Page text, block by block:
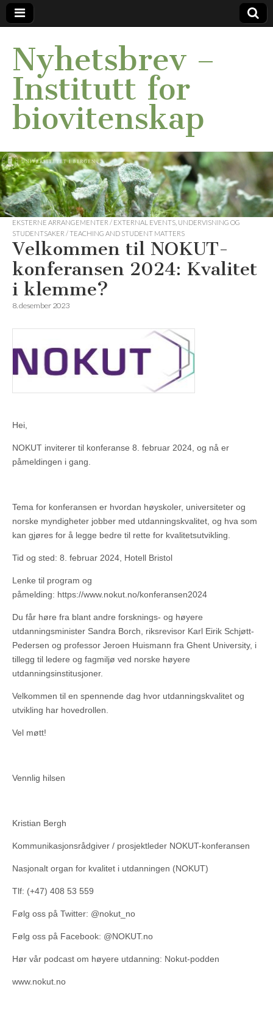
Nyhetsbrev –
Institutt for
biovitenskap
EKSTERNE ARRANGEMENTER / EXTERNAL EVENTS UNDERVISNING OG
STUDENTSAKER / TEACHING AND STUDENT MATTERS
Velkommen til NOKUT-
konferansen 2024: Kvalitet
i klemme?
8. desember 2023
Hei,
NOKUT inviterer til konferanse 8. februar 2024, og nå er
påmeldingen i gang.
Tema for konferansen er hvordan høyskoler, universiteter og
norske myndigheter jobber med utdanningskvalitet, og hva som
kan gjøres for å legge bedre til rette for kvalitetsutvikling.
Tid og sted: 8. februar 2024, Hotell Bristol
Lenke til program og
påmelding: https://www.nokut.no/konferansen2024
Du får høre fra blant andre forsknings- og høyere
utdanningsminister Sandra Borch, riksrevisor Karl Eirik Schjøtt-
Pedersen og professor Jeroen Huismann fra Ghent University, i
tillegg til ledere og fagmiljø ved norske høyere
utdanningsinstitusjoner.
Velkommen til en spennende dag hvor utdanningskvalitet og
utvikling har hovedrollen.
Vel møtt!
Vennlig hilsen
Kristian Bergh
Kommunikasjonsrådgiver / prosjektleder NOKUT-konferansen
Nasjonalt organ for kvalitet i utdanningen (NOKUT)
Tlf: (+47) 408 53 559
Følg oss på Twitter: @nokut_no
Følg oss på Facebook: @NOKUT.no
Hør vår podcast om høyere utdanning: Nokut-podden
www.nokut.no